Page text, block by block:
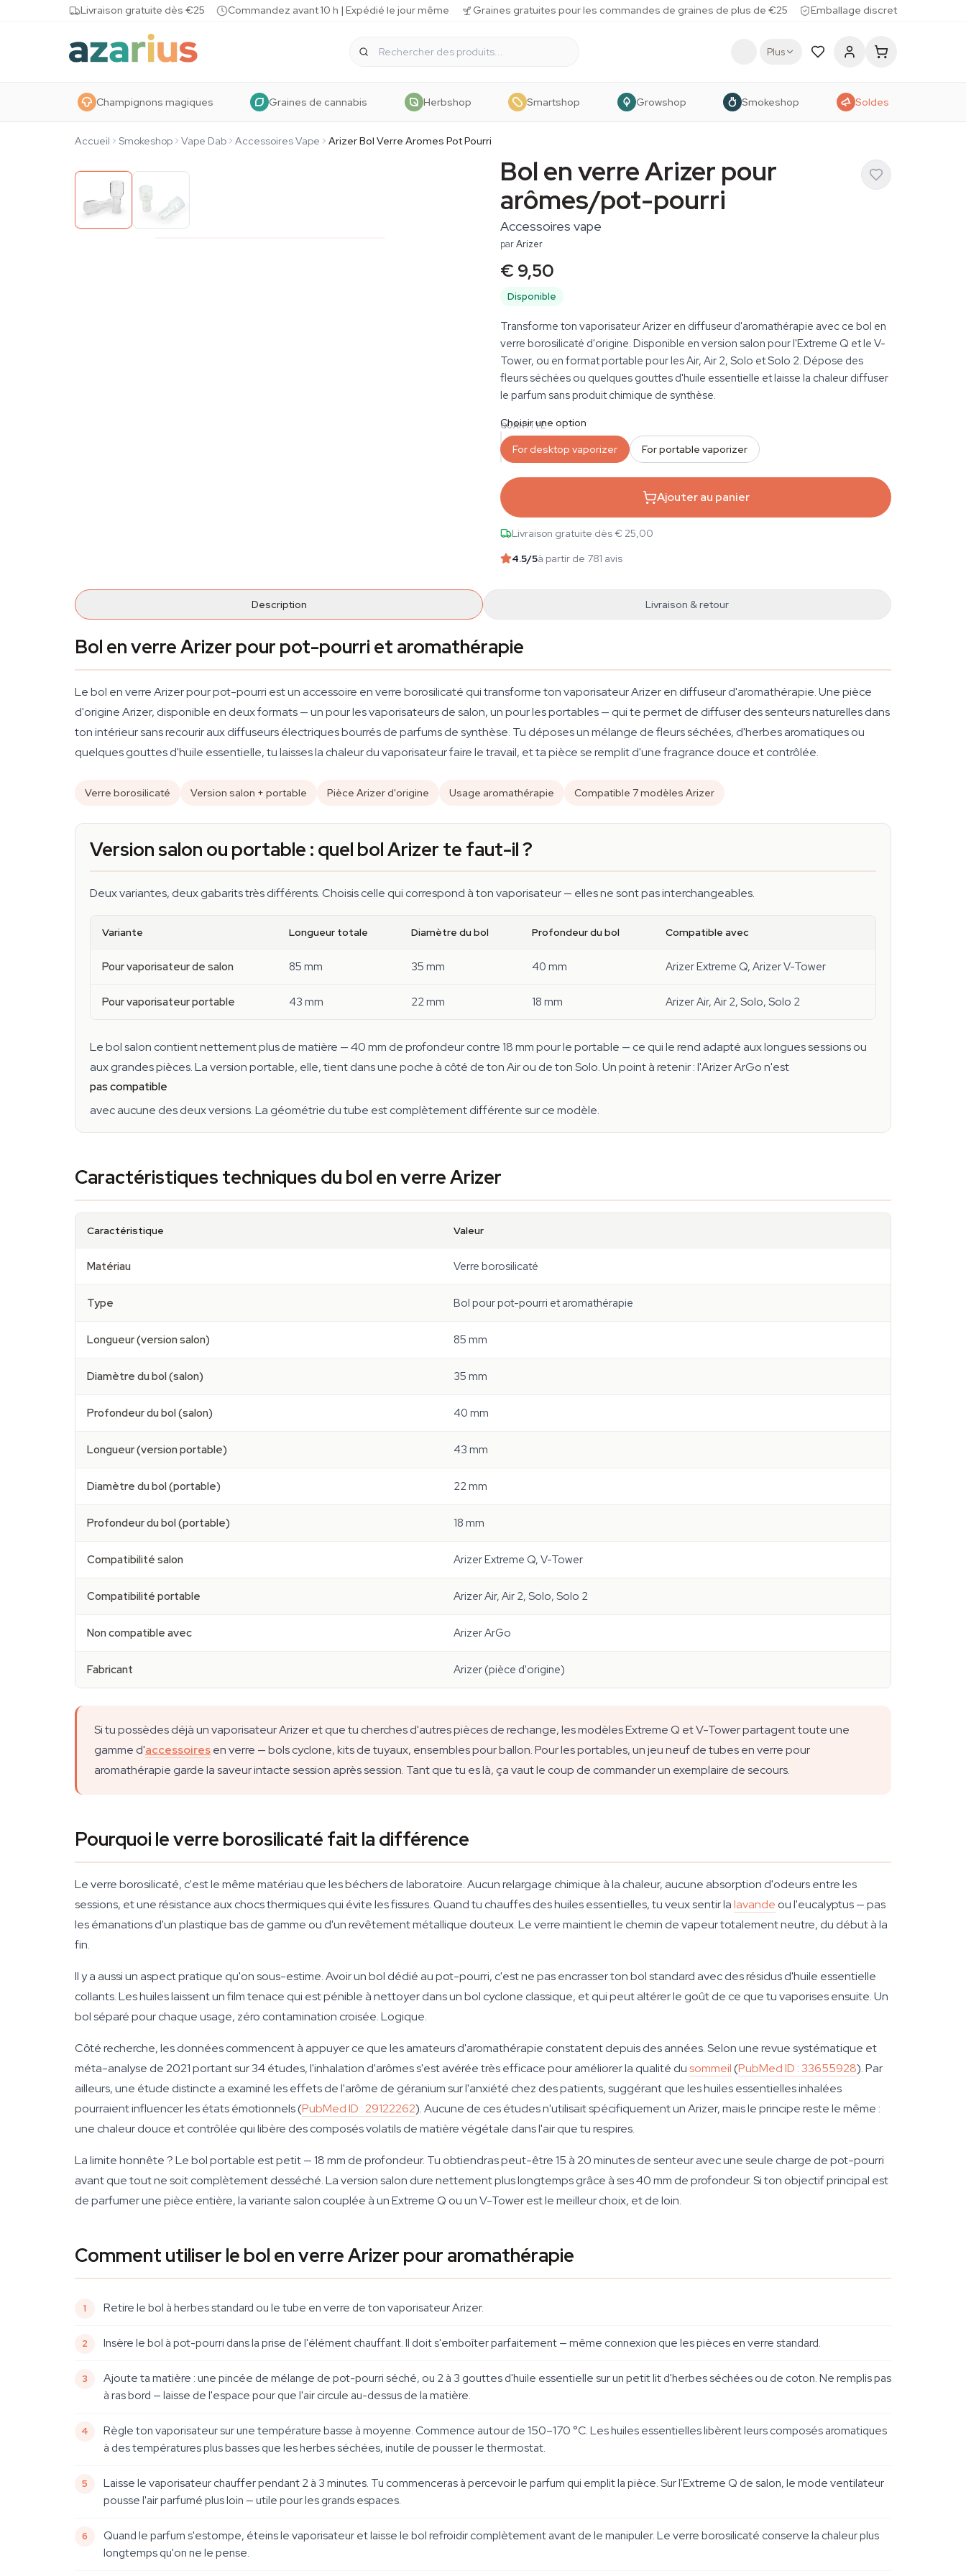
Skip to contentLivraison gratuite dès €25 Commandez avant 10 h | Expédié le jour même Graines gratuites pour les commandes de graines de plus de €25 Emballage discret
Plus
Champignons magiques Graines de cannabis Herbshop Smartshop Growshop Smokeshop Soldes
Accueil Smokeshop Vape Dab Accessoires Vape Arizer Bol Verre Aromes Pot Pourri
Bol en verre Arizer pour
arômes/pot-pourri
Accessoires vape
parArizer
€ 9,50
Disponible
Transforme ton vaporisateur Arizer en diffuseur d'aromathérapie avec ce bol en
verre borosilicaté d'origine. Disponible en version salon pour l'Extreme Q et le V-
Tower, ou en format portable pour les Air, Air 2, Solo et Solo 2. Dépose des
fleurs séchées ou quelques gouttes d'huile essentielle et laisse la chaleur diffuser
le parfum sans produit chimique de synthèse.
QUANTITÉ
Choisir une option
For desktop vaporizer For portable vaporizer
Ajouter au panier
Livraison gratuite dès € 25,00
4.5/5à partir de 781 avis
Description Livraison & retour
Bol en verre Arizer pour pot-pourri et aromathérapie
Le bol en verre Arizer pour pot-pourri est un accessoire en verre borosilicaté qui transforme ton vaporisateur Arizer en diffuseur d'aromathérapie. Une pièce
d'origine Arizer, disponible en deux formats — un pour les vaporisateurs de salon, un pour les portables — qui te permet de diffuser des senteurs naturelles dans
ton intérieur sans recourir aux diffuseurs électriques bourrés de parfums de synthèse. Tu déposes un mélange de fleurs séchées, d'herbes aromatiques ou
quelques gouttes d'huile essentielle, tu laisses la chaleur du vaporisateur faire le travail, et ta pièce se remplit d'une fragrance douce et contrôlée.
Verre borosilicaté Version salon + portable Pièce Arizer d'origine Usage aromathérapie Compatible 7 modèles Arizer
Version salon ou portable : quel bol Arizer te faut-il ?
Deux variantes, deux gabarits très différents. Choisis celle qui correspond à ton vaporisateur — elles ne sont pas interchangeables.
Variante Longueur totale Diamètre du bol Profondeur du bol Compatible avec
Pour vaporisateur de salon 85 mm 35 mm 40 mm Arizer Extreme Q, Arizer V-Tower
Pour vaporisateur portable 43 mm 22 mm 18 mm Arizer Air, Air 2, Solo, Solo 2
Le bol salon contient nettement plus de matière — 40 mm de profondeur contre 18 mm pour le portable — ce qui le rend adapté aux longues sessions ou
aux grandes pièces. La version portable, elle, tient dans une poche à côté de ton Air ou de ton Solo. Un point à retenir : l'Arizer ArGo n'est
pas compatible
avec aucune des deux versions. La géométrie du tube est complètement différente sur ce modèle.
Caractéristiques techniques du bol en verre Arizer
Caractéristique Valeur
Matériau Verre borosilicaté
Type Bol pour pot-pourri et aromathérapie
Longueur (version salon) 85 mm
Diamètre du bol (salon) 35 mm
Profondeur du bol (salon) 40 mm
Longueur (version portable) 43 mm
Diamètre du bol (portable) 22 mm
Profondeur du bol (portable) 18 mm
Compatibilité salon Arizer Extreme Q, V-Tower
Compatibilité portable Arizer Air, Air 2, Solo, Solo 2
Non compatible avec Arizer ArGo
Fabricant Arizer (pièce d'origine)
Si tu possèdes déjà un vaporisateur Arizer et que tu cherches d'autres pièces de rechange, les modèles Extreme Q et V-Tower partagent toute une
gamme d'accessoiresen verre — bols cyclone, kits de tuyaux, ensembles pour ballon. Pour les portables, un jeu neuf de tubes en verre pour
aromathérapie garde la saveur intacte session après session. Tant que tu es là, ça vaut le coup de commander un exemplaire de secours.
Pourquoi le verre borosilicaté fait la différence
Le verre borosilicaté, c'est le même matériau que les béchers de laboratoire. Aucun relargage chimique à la chaleur, aucune absorption d'odeurs entre les
sessions, et une résistance aux chocs thermiques qui évite les fissures. Quand tu chauffes des huiles essentielles, tu veux sentir lalavande ou l'eucalyptus — pas
les émanations d'un plastique bas de gamme ou d'un revêtement métallique douteux. Le verre maintient le chemin de vapeur totalement neutre, du début à la
fin.
Il y a aussi un aspect pratique qu'on sous-estime. Avoir un bol dédié au pot-pourri, c'est ne pas encrasser ton bol standard avec des résidus d'huile essentielle
collants. Les huiles laissent un film tenace qui est pénible à nettoyer dans un bol cyclone classique, et qui peut altérer le goût de ce que tu vaporises ensuite. Un
bol séparé pour chaque usage, zéro contamination croisée. Logique.
Côté recherche, les données commencent à appuyer ce que les amateurs d'aromathérapie constatent depuis des années. Selon une revue systématique et
méta-analyse de 2021 portant sur 34 études, l'inhalation d'arômes s'est avérée très efficace pour améliorer la qualité dusommeil(PubMed ID : 33655928). Par
ailleurs, une étude distincte a examiné les effets de l'arôme de géranium sur l'anxiété chez des patients, suggérant que les huiles essentielles inhalées
pourraient influencer les états émotionnels (PubMed ID : 29122262). Aucune de ces études n'utilisait spécifiquement un Arizer, mais le principe reste le même :
une chaleur douce et contrôlée qui libère des composés volatils de matière végétale dans l'air que tu respires.
La limite honnête ? Le bol portable est petit — 18 mm de profondeur. Tu obtiendras peut-être 15 à 20 minutes de senteur avec une seule charge de pot-pourri
avant que tout ne soit complètement desséché. La version salon dure nettement plus longtemps grâce à ses 40 mm de profondeur. Si ton objectif principal est
de parfumer une pièce entière, la variante salon couplée à un Extreme Q ou un V-Tower est le meilleur choix, et de loin.
Comment utiliser le bol en verre Arizer pour aromathérapie
Retire le bol à herbes standard ou le tube en verre de ton vaporisateur Arizer.
Insère le bol à pot-pourri dans la prise de l'élément chauffant. Il doit s'emboîter parfaitement — même connexion que les pièces en verre standard.
Ajoute ta matière : une pincée de mélange de pot-pourri séché, ou 2 à 3 gouttes d'huile essentielle sur un petit lit d'herbes séchées ou de coton. Ne remplis pas
à ras bord — laisse de l'espace pour que l'air circule au-dessus de la matière.
Règle ton vaporisateur sur une température basse à moyenne. Commence autour de 150–170 °C. Les huiles essentielles libèrent leurs composés aromatiques
à des températures plus basses que les herbes séchées, inutile de pousser le thermostat.
Laisse le vaporisateur chauffer pendant 2 à 3 minutes. Tu commenceras à percevoir le parfum qui emplit la pièce. Sur l'Extreme Q de salon, le mode ventilateur
pousse l'air parfumé plus loin — utile pour les grands espaces.
Quand le parfum s'estompe, éteins le vaporisateur et laisse le bol refroidir complètement avant de le manipuler. Le verre borosilicaté conserve la chaleur plus
longtemps qu'on ne le pense.